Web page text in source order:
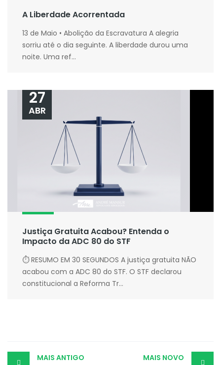
A Liberdade Acorrentada
13 de Maio • Abolição da Escravatura A alegria
sorriu até o dia seguinte. A liberdade durou uma
noite. Uma ref...
Justiça Gratuita Acabou? Entenda o
Impacto da ADC 80 do STF
27
ABR
⏱ RESUMO EM 30 SEGUNDOS A justiça gratuita NÃO
acabou com a ADC 80 do STF. O STF declarou
constitucional a Reforma Tr...
PostMAIS ANTIGO
MAIS NOVO